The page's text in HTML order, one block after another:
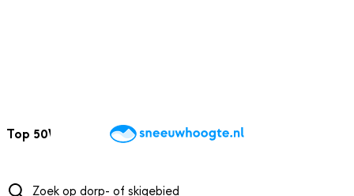
Top 50Webcams WintersportweerKaarten